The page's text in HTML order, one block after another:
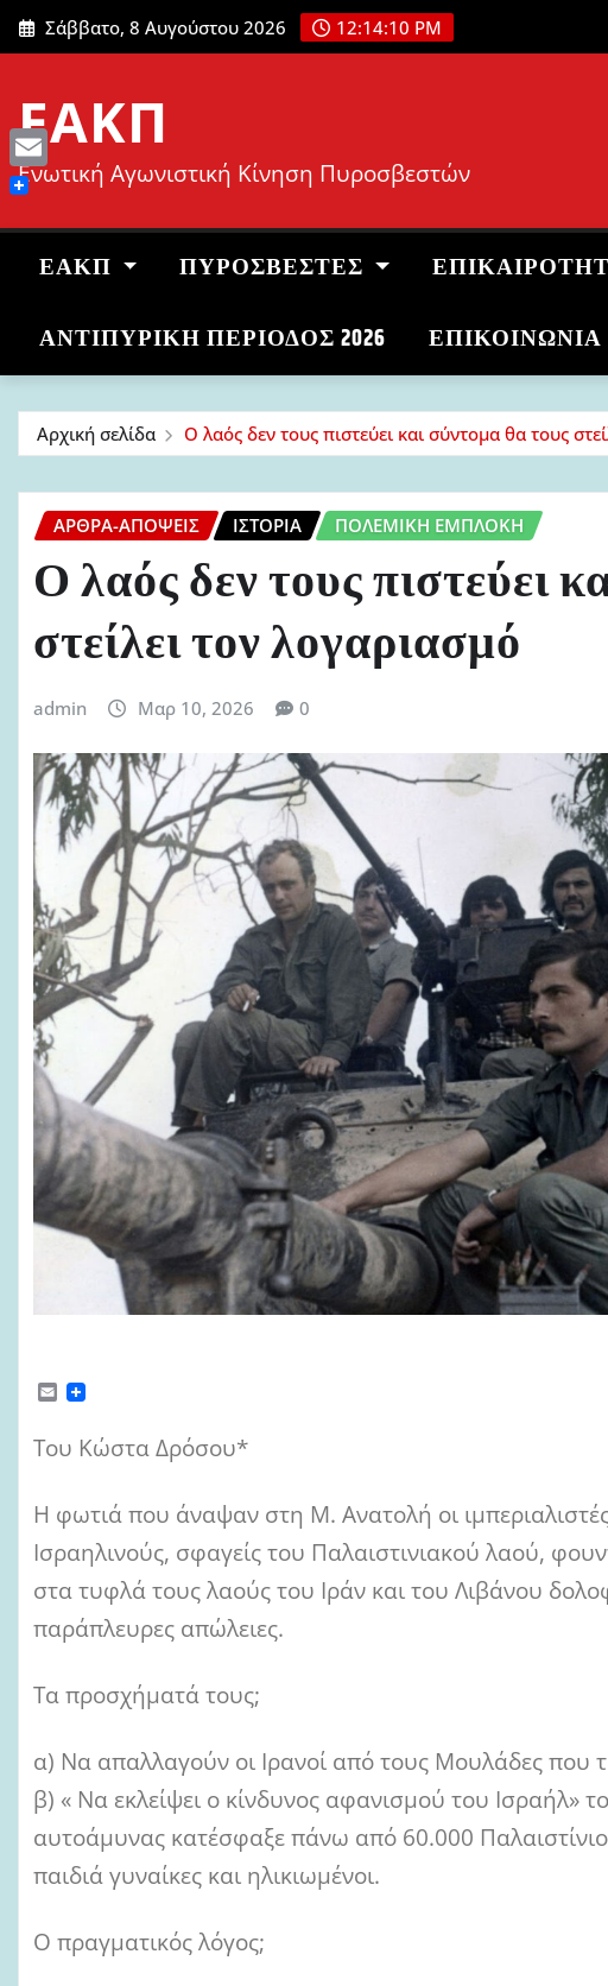
Μετάβαση
στο
Σάββατο, 8 Αυγούστου 2026 12:14:12 PM
ΕΑΚΠ
Ενωτική Αγωνιστική Κίνηση Πυροσβεστών
ΕΑΚΠ ΠΥΡΟΣΒΈΣΤΕΣ
ΑΝΤΙΠΥΡΙΚΉ ΠΕΡΊΟΔΟΣ 2026 ΕΠΙΚΟΙΝΩΝΙΑ
Αρχική σελίδα Ο λαός δεν τους πιστεύει και σύντομα θα τους
ΆΡΘΡΑ-ΑΠΌΨΕΙΣ ΙΣΤΟΡΊΑ ΠΟΛΕΜΙΚΉ ΕΜΠΛΟΚΉ
Ο λαός δεν τους πιστεύει
στείλει τον λογαριασμό
admin Μαρ 10, 2026 0
E
i
Του Κώστα Δρόσου*
Η φωτιά που άναψαν στη Μ. Ανατολή οι
Ισραηλινούς, σφαγείς του Παλαιστινιακού λαού,
στα τυφλά τους λαούς του Ιράν και του Λιβάνου
παράπλευρες απώλειες.
Τα προσχήματά τους;
α) Να απαλλαγούν οι Ιρανοί από τους Μουλάδες που
β) « Να εκλείψει ο κίνδυνος αφανισμού του Ισραήλ»
αυτοάμυνας κατέσφαξε πάνω από 60.000
παιδιά γυναίκες και ηλικιωμένοι.
Ο πραγματικός λόγος;
Email